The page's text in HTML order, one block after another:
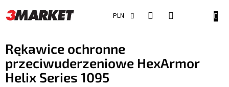
do
treści
PLN
Rękawice ochronne
przeciwuderzeniowe HexArmor
Helix Series 1095